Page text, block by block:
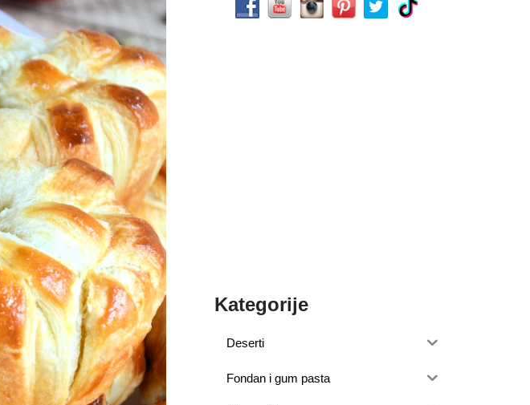
Kategorije
Deserti
Fondan i gum pasta